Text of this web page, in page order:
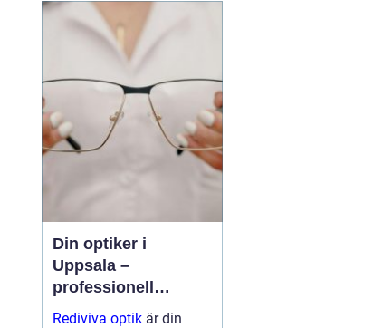
svårigheter med språk,
tal, läsning, skrivning
eller matematik. Många
vänder si...
Din optiker i
Uppsala –
professionell
synvård nära dig
Rediviva optik är din